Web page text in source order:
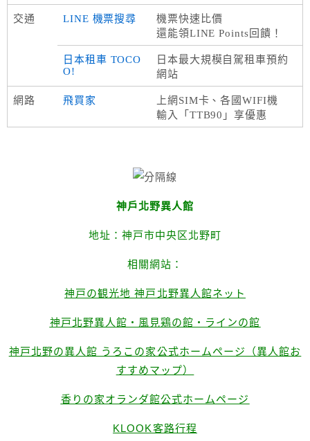
交通 LINE 機票搜尋
機票快速比價
還能領LINE Points回饋！
日本租車 TOCO
O!
日本最大規模自駕租車預約
網站
網路 飛買家
上網SIM卡、各國WIFI機
輸入「TTB90」享優惠
神戶北野異人館
地址：神戸市中央区北野町
相關網站：
神戸の観光地 神戸北野異人館ネット
神戸北野異人館・風見鶏の館・ラインの館
神戸北野の異人館 うろこの家公式ホームページ（異人館お
すすめマップ）
香りの家オランダ館公式ホームページ
KLOOK客路行程